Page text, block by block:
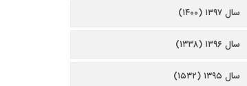
سال ۱۳۹۷ (۱۴۰۰)
سال ۱۳۹۶ (۱۳۳۸)
سال ۱۳۹۵ (۱۵۳۲)